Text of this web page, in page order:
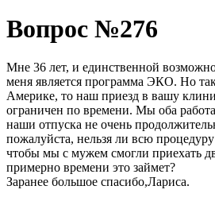
Вопрос №276
Мне 36 лет, и единственной
меня является программа ЭКО. Но
Америке, то наш приезд в вашу
ограничен по времени. Мы оба
наши отпуска не очень
пожалуйста, нельзя ли всю процедуру
чтобы мы с мужем смогли приехать
примерно времени это займет?
Заранее большое спасибо,Лариса.